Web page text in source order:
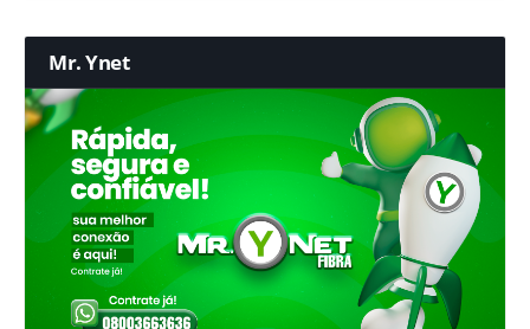
Mr. Ynet